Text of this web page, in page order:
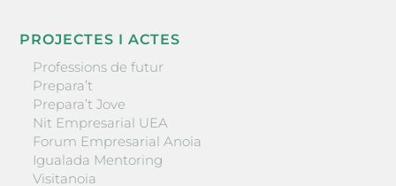
PROJECTES I ACTES
Professions de futur
Prepara’t
Prepara’t Jove
Nit Empresarial UEA
Forum Empresarial Anoia
Igualada Mentoring
Visitanoia